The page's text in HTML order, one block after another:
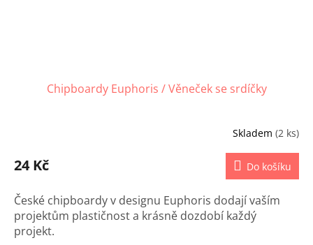
Chipboardy Euphoris / Věneček se srdíčky
Skladem (2 ks)
24 Kč Do košíku
České chipboardy v designu Euphoris dodají vaším
projektům plastičnost a krásně dozdobí každý
projekt.